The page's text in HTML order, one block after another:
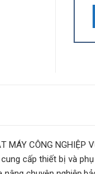
MÁY CÔNG NGHIỆP
cấp thiết bị và